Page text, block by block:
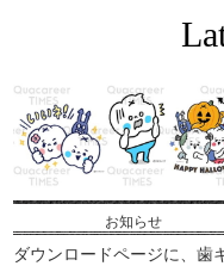
お知らせ
ダウンロードページに、歯